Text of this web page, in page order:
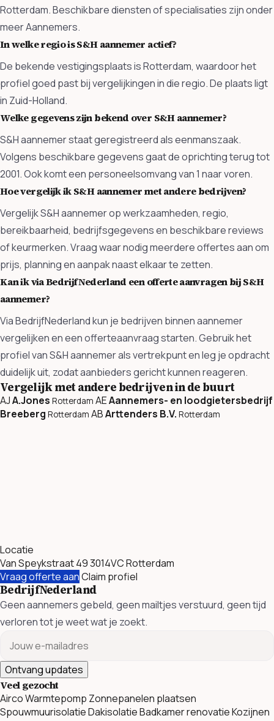
Rotterdam. Beschikbare diensten of specialisaties zijn onder
meer Aannemers.
In welke regio is S&H aannemer actief?
De bekende vestigingsplaats is Rotterdam, waardoor het
profiel goed past bij vergelijkingen in die regio. De plaats ligt
in Zuid-Holland.
Welke gegevens zijn bekend over S&H aannemer?
S&H aannemer staat geregistreerd als eenmanszaak.
Volgens beschikbare gegevens gaat de oprichting terug tot
2001. Ook komt een personeelsomvang van 1 naar voren.
Hoe vergelijk ik S&H aannemer met andere bedrijven?
Vergelijk S&H aannemer op werkzaamheden, regio,
bereikbaarheid, bedrijfsgegevens en beschikbare reviews
of keurmerken. Vraag waar nodig meerdere offertes aan om
prijs, planning en aanpak naast elkaar te zetten.
Kan ik via BedrijfNederland een offerte aanvragen bij S&H
aannemer?
Via BedrijfNederland kun je bedrijven binnen aannemer
vergelijken en een offerteaanvraag starten. Gebruik het
profiel van S&H aannemer als vertrekpunt en leg je opdracht
duidelijk uit, zodat aanbieders gericht kunnen reageren.
Vergelijk met andere bedrijven in de buurt
AJA.Jones Rotterdam AEAannemers- en loodgietersbedrijf
Breeberg Rotterdam ABArttenders B.V. Rotterdam
Locatie
Van Speykstraat 49 3014VC Rotterdam
Vraag offerte aanClaim profiel
BedrijfNederland
Geen aannemers gebeld, geen mailtjes verstuurd, geen tijd
verloren tot je weet wat je zoekt.
Ontvang updates
Veel gezocht
AircoWarmtepomp Zonnepanelen plaatsen
SpouwmuurisolatieDakisolatieBadkamer renovatieKozijnen